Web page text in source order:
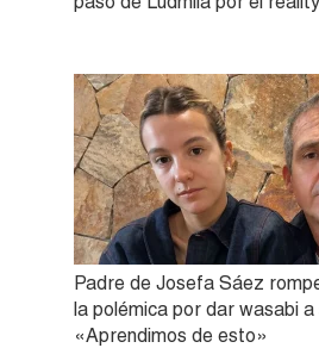
Padre de Josefa Sáez
la polémica por dar wasabi
«Aprendimos de esto»